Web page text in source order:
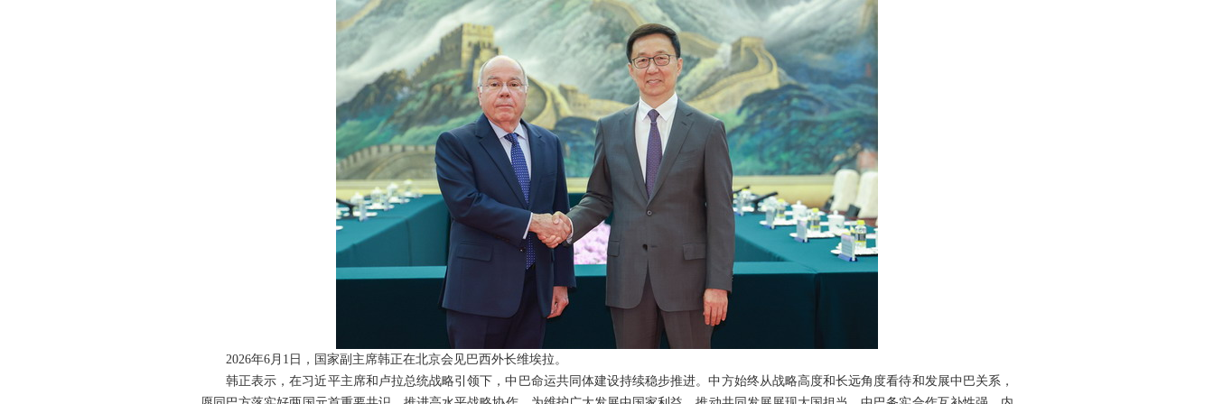
2026年6月1日，国家副主席韩正在北京会见巴西外长维埃拉。
韩正表示，在习近平主席和卢拉总统战略引领下，中巴命运共同体建设持续稳步推进。中方始终从战略高度和长远角度看待和发展中巴关系，